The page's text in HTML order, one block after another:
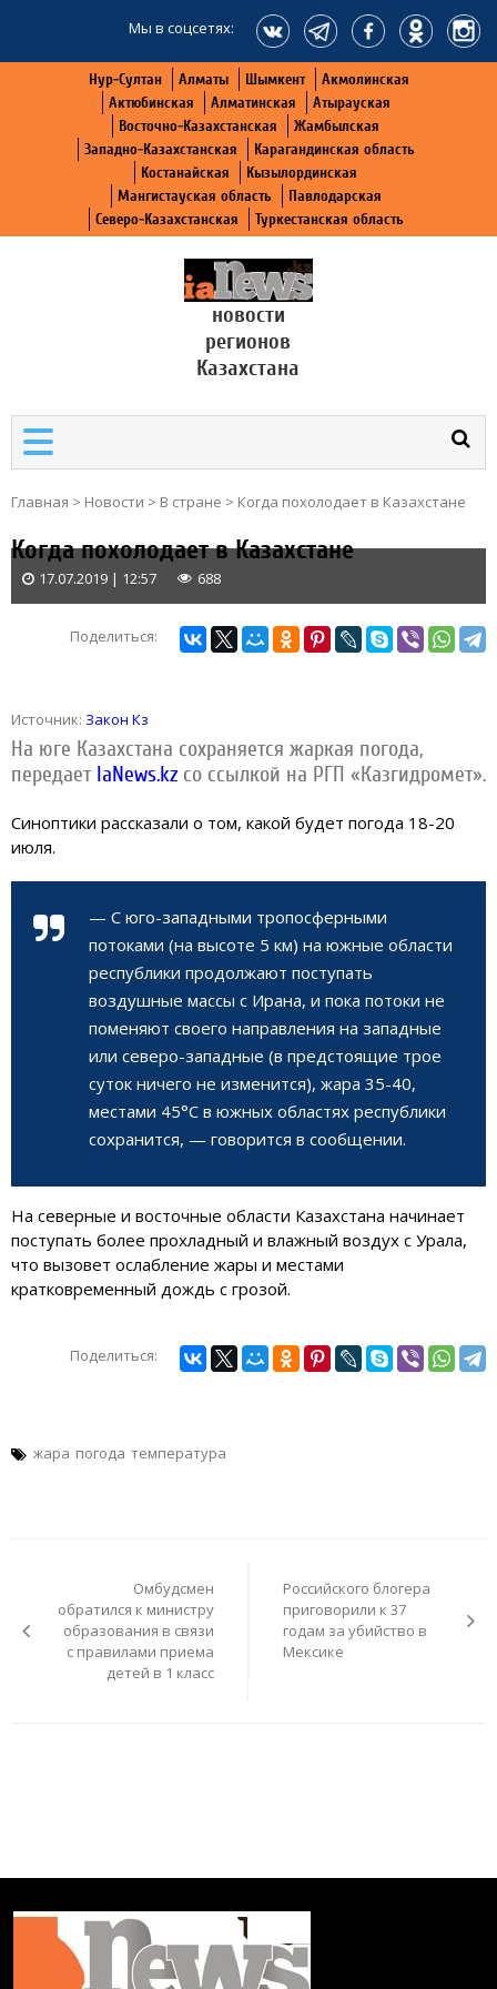
Мы в соцсетях:
Нур-Султан Алматы Шымкент
Акмолинская
Актюбинская
Алматинская
Атырауская
Восточно-Казахстанская
Жамбылская
Западно-Казахстанская
Карагандинская область
Костанайская
Кызылординская
Мангистауская область
Павлодарская
Северо-Казахстанская
Туркестанская область
новости
регионов
Казахстана
Главная > Новости > В стране > Когда похолодает в Казахстане
Когда похолодает в Казахстане
17.07.2019 | 12:57 688
Поделиться:
Источник: Закон Кз
На юге Казахстана сохраняется жаркая погода,
передаетIaNews.kz со ссылкой на РГП «Казгидромет».
Синоптики рассказали о том, какой будет погода 18-20
июля.
— С юго-западными тропосферными
потоками (на высоте 5 км) на южные области
республики продолжают поступать
воздушные массы с Ирана, и пока потоки не
поменяют своего направления на западные
или северо-западные (в предстоящие трое
суток ничего не изменится), жара 35-40,
местами 45°С в южных областях республики
сохранится, — говорится в сообщении.
На северные и восточные области Казахстана начинает
поступать более прохладный и влажный воздух с Урала,
что вызовет ослабление жары и местами
кратковременный дождь с грозой.
Поделиться:
жара погода температура
записям
Омбудсмен
обратился к министру
образования в связи
с правилами приема
детей в 1 класс
Российского блогера
приговорили к 37
годам за убийство в
Мексике